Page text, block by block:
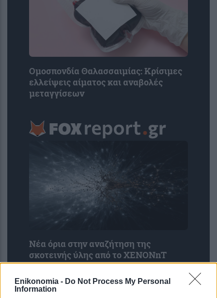
Enikonomia - Do Not Process My Personal
Information
Ομοσπονδία Θαλασσαιμίας: Κρίσιμες
ελλείψεις αίματος και αναβολές
μεταγγίσεων
Νέα όρια στην αναζήτηση της
σκοτεινής ύλης από το XENONnT